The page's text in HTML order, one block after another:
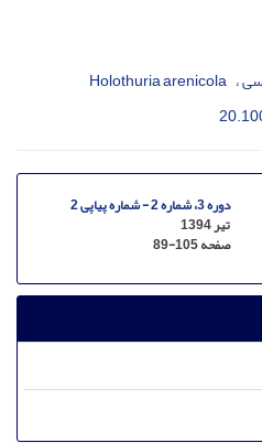
Holothuria arenicola
دوره 3، شماره 2 - شماره پیاپی 2
تیر 1394
صفحه89-105